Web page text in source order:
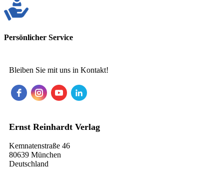
Persönlicher Service
Bleiben Sie mit uns in Kontakt!
Ernst Reinhardt Verlag
Kemnatenstraße 46
80639 München
Deutschland